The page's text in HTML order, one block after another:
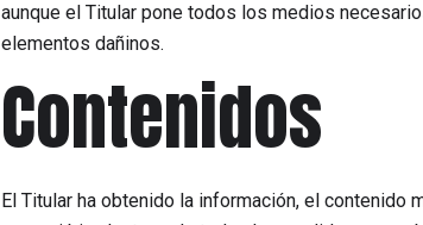
aunque el Titular pone todos los medios
elementos dañinos.
Contenidos
El Titular ha obtenido la información, el